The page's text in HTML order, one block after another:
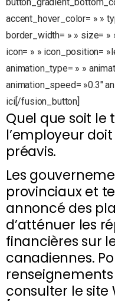
accent_hover_color= » »
border_width= » » size= »
icon= » » icon_position=
animation_type= » »
animation_speed= »0.3″
ici[/fusion_button]
Quel que soit le
l’employeur
préavis.
Les
provinciaux et
annoncé des
d’atténuer les
financières sur
canadiennes.
consulter le site